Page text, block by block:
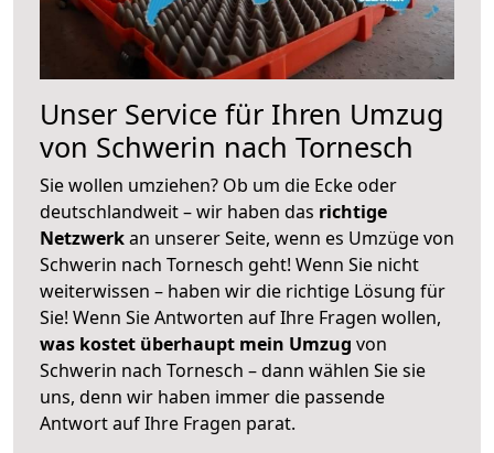
Unser Service für Ihren Umzug
von Schwerin nach Tornesch
Sie wollen umziehen? Ob um die Ecke oder
deutschlandweit – wir haben das richtige
Netzwerkan unserer Seite, wenn es Umzüge von
Schwerin nach Tornesch geht! Wenn Sie nicht
weiterwissen – haben wir die richtige Lösung für
Sie! Wenn Sie Antworten auf Ihre Fragen wollen,
was kostet überhaupt mein Umzug von
Schwerin nach Tornesch – dann wählen Sie sie
uns, denn wir haben immer die passende
Antwort auf Ihre Fragen parat.